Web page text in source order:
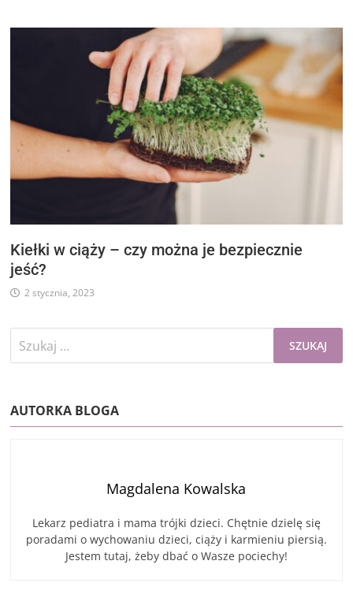
Kiełki w ciąży – czy można je bezpiecznie
jeść?
2 stycznia, 2023
Szukaj:
AUTORKA BLOGA
Magdalena Kowalska
Lekarz pediatra i mama trójki dzieci. Chętnie dzielę się
poradami o wychowaniu dzieci, ciąży i karmieniu piersią.
Jestem tutaj, żeby dbać o Wasze pociechy!